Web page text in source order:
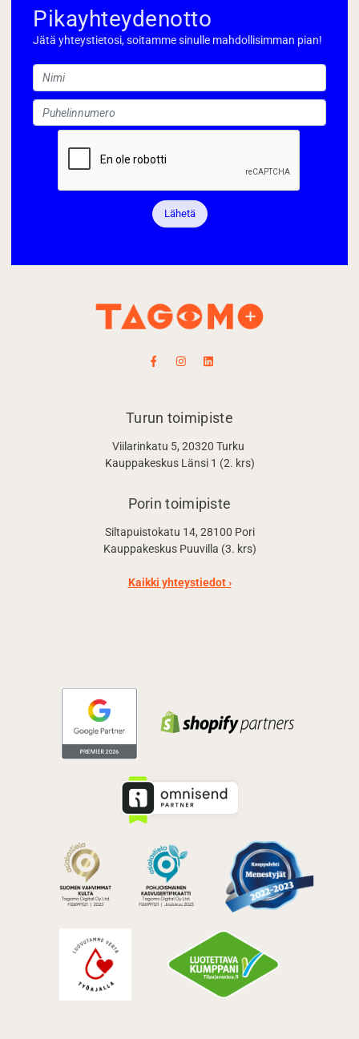
Pikayhteydenotto
Jätä yhteystietosi, soitamme sinulle mahdollisimman pian!
Lähetä
Turun toimipiste
Viilarinkatu 5, 20320 Turku
Kauppakeskus Länsi 1 (2. krs)
Porin toimipiste
Siltapuistokatu 14, 28100 Pori
Kauppakeskus Puuvilla (3. krs)
Kaikki yhteystiedot ›